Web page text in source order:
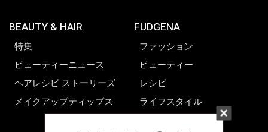
BEAUTY & HAIR
特集
ビューティーニュース
ヘアレシピ ストーリーズ
メイクアップティップス
FUDGENA
ファッション
ビューティー
レシピ
ライフスタイル